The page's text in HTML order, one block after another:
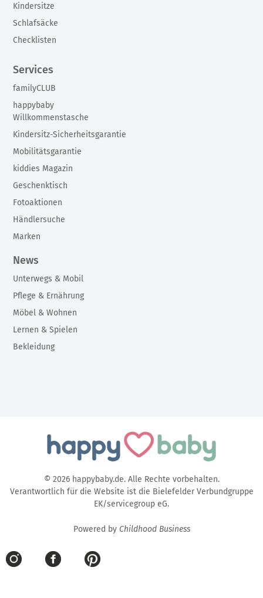
Kindersitze
Schlafsäcke
Checklisten
Services
familyCLUB
happybaby
Willkommenstasche
Kindersitz-Sicherheitsgarantie
Mobilitätsgarantie
kiddies Magazin
Geschenktisch
Fotoaktionen
Händlersuche
Marken
News
Unterwegs & Mobil
Pflege & Ernährung
Möbel & Wohnen
Lernen & Spielen
Bekleidung
© 2026 happybaby.de. Alle Rechte vorbehalten.
Verantwortlich für die Website ist die Bielefelder Verbundgruppe
EK/servicegroup eG.
Powered by Childhood Business